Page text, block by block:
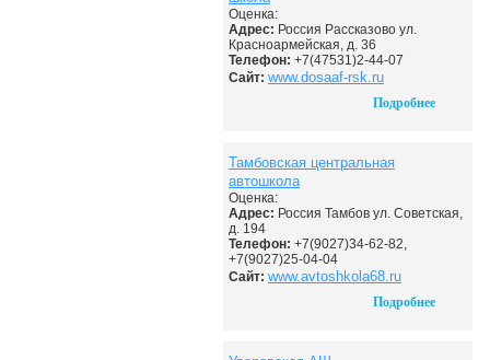
Оценка:
Адрес: Россия Рассказово ул.
Красноармейская, д. 36
Телефон: +7(47531)2-44-07
Сайт: www.dosaaf-rsk.ru
Подробнее
Тамбовская центральная
автошкола
Оценка:
Адрес: Россия Тамбов ул. Советская,
д. 194
Телефон: +7(9027)34-62-82,
+7(9027)25-04-04
Сайт: www.avtoshkola68.ru
Подробнее